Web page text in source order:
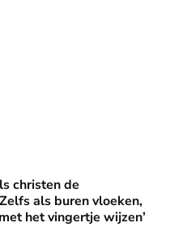
‘Zelfs als
christen de
als buren vloeken,
het vingertje wijzen’